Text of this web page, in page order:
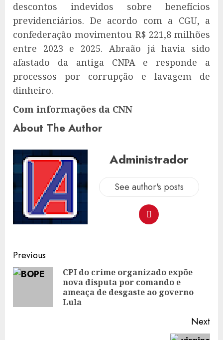
descontos indevidos sobre benefícios
previdenciários. De acordo com a CGU, a
confederação movimentou R$ 221,8 milhões
entre 2023 e 2025. Abraão já havia sido
afastado da antiga CNPA e responde a
processos por corrupção e lavagem de
dinheiro.
Com informações da CNN
About The Author
Administrador
See author's posts
Post
navigation
Previous
CPI do crime organizado expõe
nova disputa por comando e
ameaça de desgaste ao governo
Lula
Next